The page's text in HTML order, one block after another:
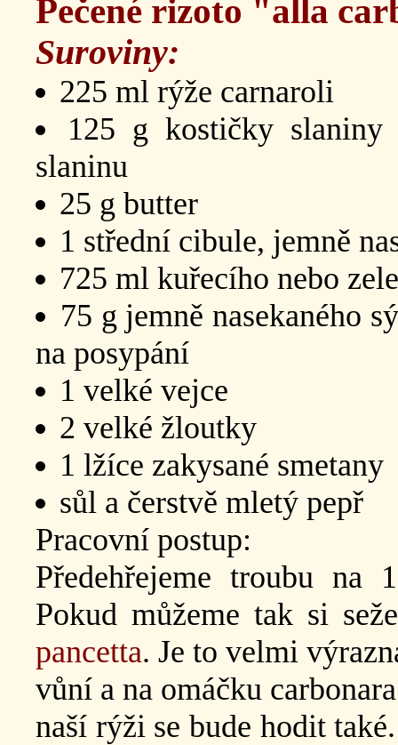
Pečené rizoto "alla
Suroviny:
225 ml rýže carnaroli
125 g kostičky slaniny
slaninu
25 g butter
1 střední cibule, jemně
725 ml kuřecího nebo
75 g jemně nasekaného
na posypání
1 velké vejce
2 velké žloutky
1 lžíce zakysané smetany
sůl a čerstvě mletý pepř
Pracovní postup:
Předehřejeme troubu na
Pokud můžeme tak si
pancetta. Je to velmi
vůní a na omáčku
naší rýži se bude hodit